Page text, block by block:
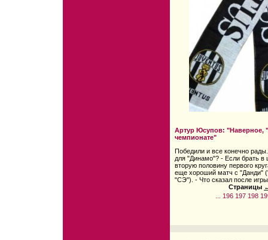
Артур Юсупов: "Наверное,
чемпионате"
Победили и все конечно
для "Динамо"? - Если брать в
вторую половину первого
еще хороший матч с "Данди"
"СЭ"). - Что сказал после
Страницы
196 197 198